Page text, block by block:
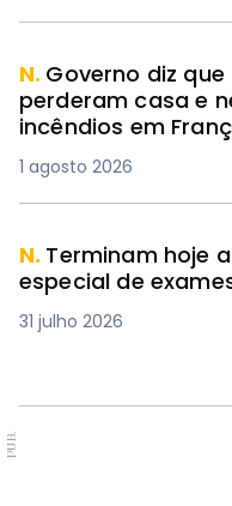
N. Governo diz
perderam casa e
incêndios em
1 agosto 2026
N. Terminam hoje
especial de
31 julho 2026
PUB.